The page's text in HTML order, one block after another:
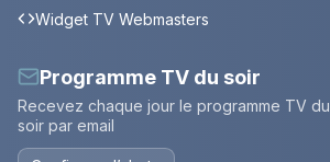
Widget TV Webmasters
Programme TV du soir
Recevez chaque jour le programme TV du
soir par email